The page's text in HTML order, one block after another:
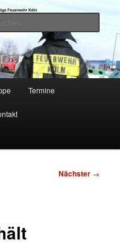
Rodenkirchen
Termine
Nächster →